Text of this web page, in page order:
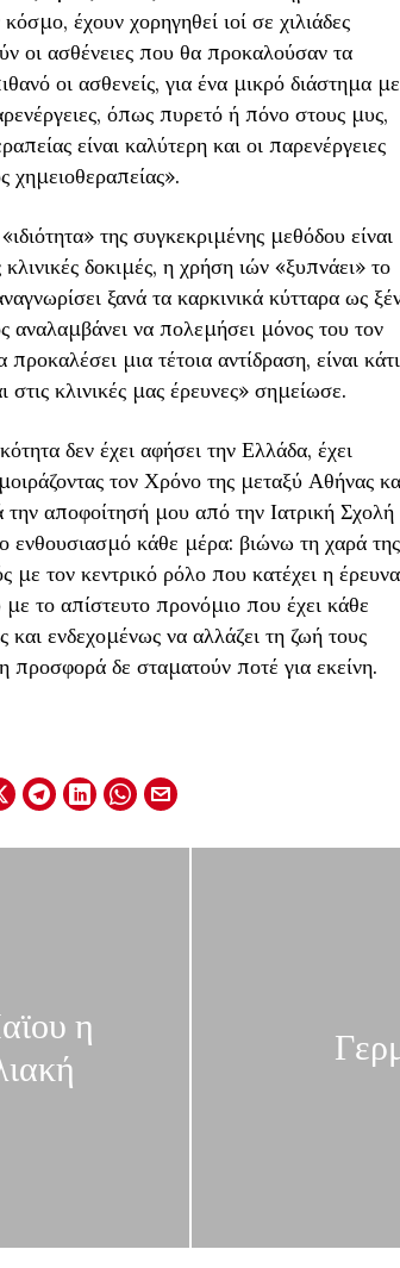
έχουν χορηγηθεί ιοί σε χιλιάδες
οι ασθένειες που θα προκαλούσαν τα
οι ασθενείς, για ένα μικρό διάστημα
όπως πυρετό ή πόνο στους μυς,
είναι καλύτερη και οι παρενέργειες
χημειοθεραπείας».
της συγκεκριμένης μεθόδου είναι
δοκιμές, η χρήση ιών «ξυπνάει» το
ξανά τα καρκινικά κύτταρα ως
αναλαμβάνει να πολεμήσει μόνος του τον
μια τέτοια αντίδραση, είναι κάτι
κλινικές μας έρευνες» σημείωσε.
δεν έχει αφήσει την Ελλάδα, έχει
τον Χρόνο της μεταξύ Αθήνας
αποφοίτησή μου από την Ιατρική Σχολή
ενθουσιασμό κάθε μέρα: βιώνω τη χαρά της
με τον κεντρικό ρόλο που κατέχει η έρευνα
το απίστευτο προνόμιο που έχει κάθε
και ενδεχομένως να αλλάζει τη ζωή τους
δε σταματούν ποτέ για εκείνη.
η